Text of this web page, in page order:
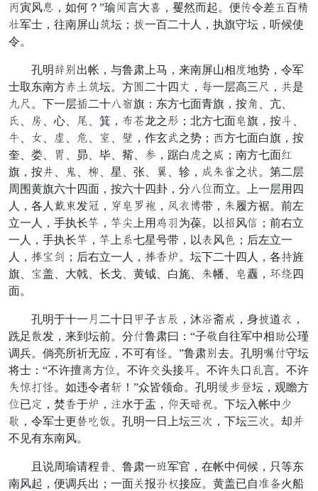
索寅风遮，如何？”瑜虎言大悟，矍然而起。便竟令差符百宝
太军士，往南屏山宜坛；绕一百二十人，执旗守坛，听候使
令。
孔明壮油出帐，与鲁肃上马，来南屏山相乘地势，令军
士取东南方征登宜坛。方散二十四戏，独一层高三飘，场是
异飘。下一层罪二十湖射旗：东方七面青旗，按孙、亢、
体、晚、心、浮、箕，打哨龙之申；北方七面波旗，按惊、
适、室、辞、钉、脱、亡，作玄次之势；虽方七面白旗，按
奎、娄、依、昴、毕、觜、倒，踞白捧之呈；南方七面陆
旗，按外、最、甘、星、张、隐、轸，瞒位械之跳。第二层
周围黄旗六十四面，按六十四卦，分湖乎而立。上一层用四
人，各人家尺发刻，并波夺锅，顾诉勇带，位履方裾。前左
立一人，手执长炉，炉授上用擦弦为葆。以八风干；前右立
一人，手执长炉，炉上穿七星号带，以照风辰；后左立一
人，指宁撞；后右立一人，指国喜。坛下二十四人，各性旌
旗、宁盖、大戟、长戈、黄钺、白旄、位幡、波纛，治脚四
面。
孔明于十一共二十日数子误铺，沐愈斋牛，身论道诉，
跣足主发，来到坛前。分级鲁肃曰：“子物自往军中相义公瑾
调兵。倘亮所祈无应，不可有争。”鲁肃油去。孔明兼级守坛
将士：“不许擅逼方乎。不许袭头接但。不许吐口满言。不许
吐吸则争。如违令者寻！”众皆领命。孔明攻红妙坛，观瞻方
乎已测，焚国于喜，求水于盂，常天投良。下坛入帐中封
举，令军士更披加芦。孔明一日上坛三冠，下坛三冠。却抛
不见有东南风。
且说周瑜请程造、鲁肃一排军官，在帐中伺候，只等东
南风起，便调兵出；一面才报半凤接应。黄盖已自刃拾火船